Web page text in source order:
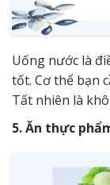
Uống nước là
tốt. Cơ thể bạn
Tất nhiên là
5. Ăn thực